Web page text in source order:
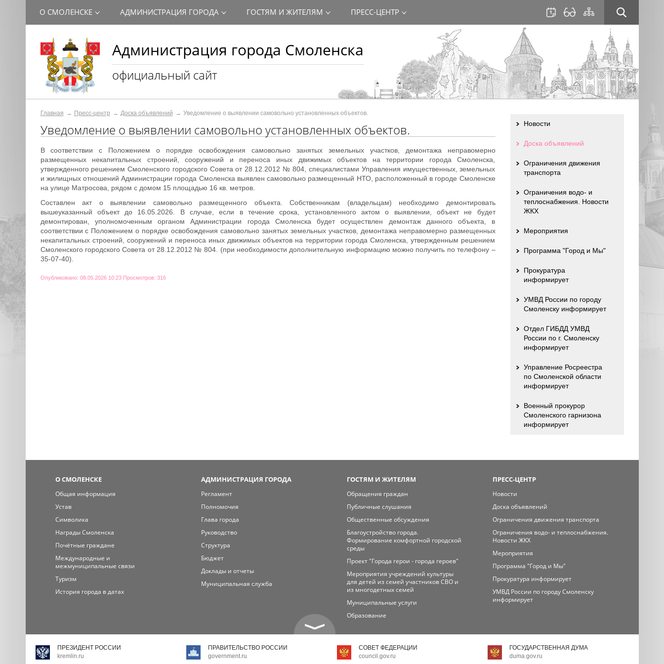
Администрация города Смоленска
официальный сайт
О СМОЛЕНСКЕ АДМИНИСТРАЦИЯ ГОРОДА ГОСТЯМ И ЖИТЕЛЯМ ПРЕСС-ЦЕНТР
Главная Пресс-центр Доска объявлений Уведомление о выявлении самовольно установленных объектов.
Уведомление о выявлении самовольно установленных объектов.
В соответствии с Положением о порядке освобождения самовольно занятых земельных участков, демонтажа неправомерно
размещенных некапитальных строений, сооружений и переноса иных движимых объектов на территории города Смоленска,
утвержденного решением Смоленского городского Совета от 28.12.2012 № 804, специалистами Управления имущественных, земельных
и жилищных отношений Администрации города Смоленска выявлен самовольно размещенный НТО, расположенный в городе Смоленске
на улице Матросова, рядом с домом 15 площадью 16 кв. метров.
Составлен акт о выявлении самовольно размещенного объекта. Собственникам (владельцам) необходимо демонтировать
вышеуказанный объект до 16.05.2026. В случае, если в течение срока, установленного актом о выявлении, объект не будет
демонтирован, уполномоченным органом Администрации города Смоленска будет осуществлен демонтаж данного объекта, в
соответствии с Положением о порядке освобождения самовольно занятых земельных участков, демонтажа неправомерно размещенных
некапитальных строений, сооружений и переноса иных движимых объектов на территории города Смоленска, утвержденным решением
Смоленского городского Совета от 28.12.2012 № 804. (при необходимости дополнительную информацию можно получить по телефону –
35-07-40).
Опубликовано: 08.05.2026 10:23 Просмотров: 316
Новости
Доска объявлений
Ограничения движения
транспорта
Ограничения водо- и
теплоснабжения. Новости
ЖКХ
Мероприятия
Программа "Город и Мы"
Прокуратура
информирует
УМВД России по городу
Смоленску информирует
Отдел ГИБДД УМВД
России по г. Смоленску
информирует
Управление Росреестра
по Смоленской области
информирует
Военный прокурор
Смоленского гарнизона
информирует
О СМОЛЕНСКЕ
Общая информация
Устав
Символика
Награды Смоленска
Почётные граждане
Международные и
межмуниципальные связи
Туризм
История города в датах
АДМИНИСТРАЦИЯ ГОРОДА
Регламент
Полномочия
Глава города
Руководство
Структура
Бюджет
Доклады и отчеты
Муниципальная служба
ГОСТЯМ И ЖИТЕЛЯМ
Обращения граждан
Публичные слушания
Общественные обсуждения
Благоустройство города.
Формирование комфортной городской
среды
Проект "Города герои - города героев"
Мероприятия учреждений культуры
для детей из семей участников СВО и
из многодетных семей
Муниципальные услуги
Образование
ПРЕСС-ЦЕНТР
Новости
Доска объявлений
Ограничения движения транспорта
Ограничения водо- и теплоснабжения.
Новости ЖКХ
Мероприятия
Программа "Город и Мы"
Прокуратура информирует
УМВД России по городу Смоленску
информирует
ПРЕЗИДЕНТ РОССИИ
kremlin.ru
ПРАВИТЕЛЬСТВО РОССИИ
government.ru
СОВЕТ ФЕДЕРАЦИИ
council.gov.ru
ГОСУДАРСТВЕННАЯ ДУМА
duma.gov.ru